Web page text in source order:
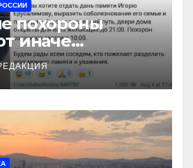
похороны
иначе
на взрыв